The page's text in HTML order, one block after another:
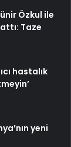
Özkul ile
Taze
hastalık
yeni